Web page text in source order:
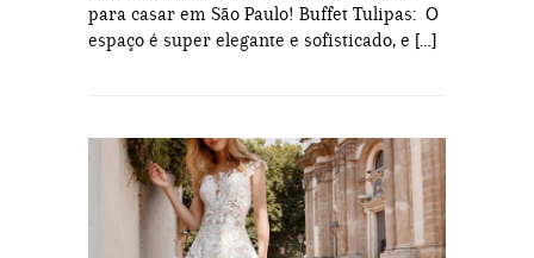
para casar em São Paulo! Buffet Tulipas: O
espaço é super elegante e sofisticado, e […]